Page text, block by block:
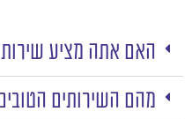
האם אתה מציע
מהם השירותים